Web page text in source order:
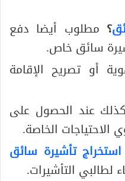
؟ مطلوب أيضا دفع
سائق خاص.
أو تصريح الإقامة
عند الحصول على
الاحتياجات الخاصة.
تأشيرة سائق
لطالبي التأشيرات.